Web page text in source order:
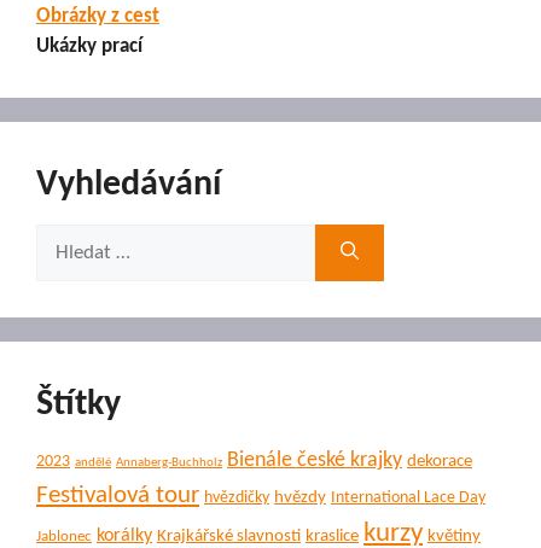
Obrázky z cest
Ukázky prací
Vyhledávání
Štítky
2023 andělé Annaberg-Buchholz Bienále české krajky dekorace
Festivalová tour hvězdičky hvězdy International Lace Day
Jablonec korálky Krajkářské slavnosti kraslice kurzy květiny